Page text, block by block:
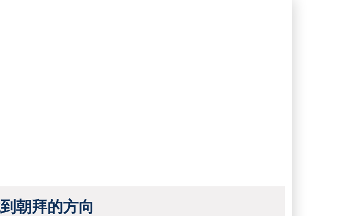
朝拜的方向